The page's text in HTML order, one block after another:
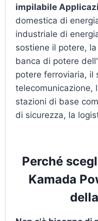
impilabile
domestica di
industriale di
sostiene il potere,
banca di potere
potere ferroviaria, il
telecomunicazione,
stazioni di base
di sicurezza, la
Perché
Kamada